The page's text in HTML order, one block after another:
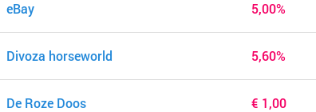
eBay 5,00%
Divoza horseworld 5,60%
De Roze Doos € 1,00